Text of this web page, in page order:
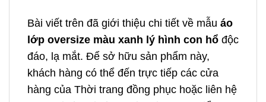
Bài viết trên đã giới thiệu chi tiết về mẫu áo
lớp oversize màu xanh lý hình con hổ độc
đáo, lạ mắt. Để sở hữu sản phẩm này,
khách hàng có thể đến trực tiếp các cửa
hàng của Thời trang đồng phục hoặc liên hệ